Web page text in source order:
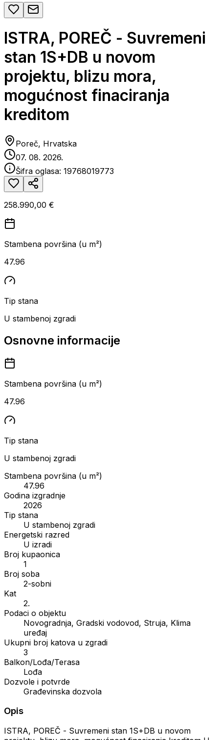
ISTRA, POREČ - Suvremeni
stan 1S+DB u novom
projektu, blizu mora,
mogućnost finaciranja
kreditom
Poreč, Hrvatska
07. 08. 2026.
Šifra oglasa: 19768019773
258.990,00 €
Stambena površina (u m²)
47.96
Tip stana
U stambenoj zgradi
Osnovne informacije
Stambena površina (u m²)
47.96
Tip stana
U stambenoj zgradi
Stambena površina (u m²)
47.96
Godina izgradnje
2026
Tip stana
U stambenoj zgradi
Energetski razred
U izradi
Broj kupaonica
1
Broj soba
2-sobni
Kat
2.
Podaci o objektu
Novogradnja, Gradski vodovod, Struja, Klima
uređaj
Ukupni broj katova u zgradi
3
Balkon/Lođa/Terasa
Lođa
Dozvole i potvrde
Građevinska dozvola
Opis
ISTRA, POREČ - Suvremeni stan 1S+DB u novom